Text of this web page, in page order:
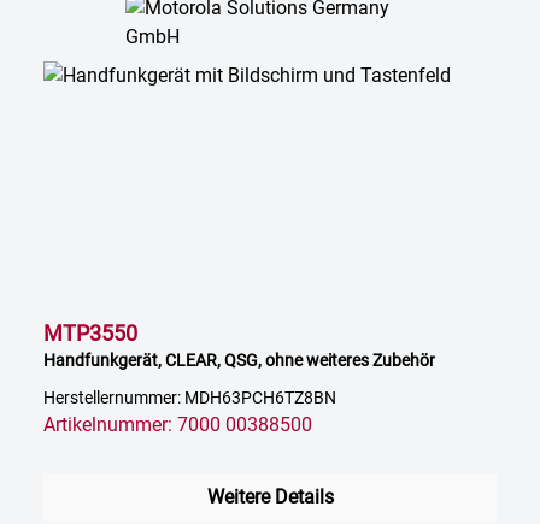
MTP3550
Handfunkgerät, CLEAR, QSG, ohne weiteres Zubehör
Herstellernummer: MDH63PCH6TZ8BN
Artikelnummer: 7000 00388500
Weitere Details